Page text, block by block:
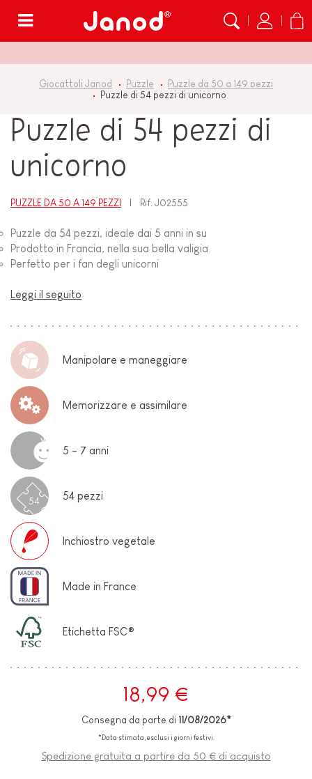
Giocattoli Janod Puzzle
Puzzle da 50 a 149 pezzi
Puzzle di 54 pezzi di unicorno
Puzzle di 54 pezzi di
unicorno
PUZZLE DA 50 A 149 PEZZI Rif.J02555
Puzzle da 54 pezzi, ideale dai 5 anni in su
Prodotto in Francia, nella sua bella valigia
Perfetto per i fan degli unicorni
Leggi il seguito
Manipolare e maneggiare
Memorizzare e assimilare
5 - 7 anni
54 54 pezzi
Inchiostro vegetale
Made in France
Etichetta FSC®
18,99 €
Consegna da parte di 11/08/2026*
*Data stimata, esclusi i giorni festivi.
Spedizione gratuita a partire da 50 € di acquisto